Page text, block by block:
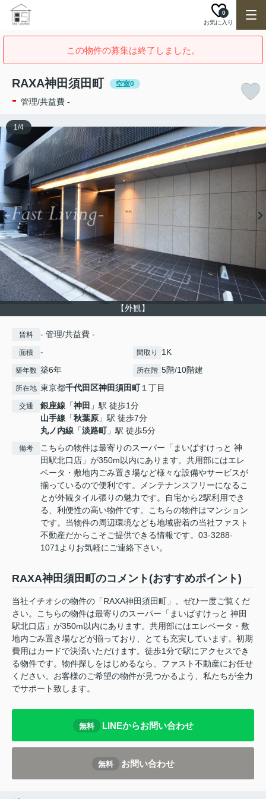
お気に入り
0
この物件の募集は終了しました。
RAXA神田須田町 空室0
- 管理/共益費 -
【外観】
1/4
賃料 - 管理/共益費 -
面積 - 間取り 1K
築年数 築6年 所在階 5階/10階建
所在地 東京都千代田区神田須田町１丁目
交通 銀座線 「神田 」駅 徒歩1分
山手線 「秋葉原 」駅 徒歩7分
丸ノ内線 「淡路町」駅 徒歩5分
備考
こちらの物件は最寄りのスーパー「まいばすけっと 神
田駅北口店」が350m以内にあります。共用部にはエレ
ベータ・敷地内ごみ置き場など様々な設備やサービスが
揃っているので便利です。メンテナンスフリーになるこ
とが外観タイル張りの魅力です。自宅から2駅利用でき
る、利便性の高い物件です。こちらの物件はマンション
です。当物件の周辺環境なども地域密着の当社ファスト
不動産だからこそご提供できる情報です。03-3288-
1071よりお気軽にご連絡下さい。
RAXA神田須田町のコメント(おすすめポイント)
当社イチオシの物件の「RAXA神田須田町」。ぜひ一度ご覧くだ
さい。こちらの物件は最寄りのスーパー「まいばすけっと 神田
駅北口店」が350m以内にあります。共用部にはエレベータ・敷
地内ごみ置き場などが揃っており、とても充実しています。初期
費用はカードで決済いただけます。徒歩1分で駅にアクセスでき
る物件です。物件探しをはじめるなら、ファスト不動産にお任せ
ください。お客様のご希望の物件が見つかるよう、私たちが全力
でサポート致します。
無料 LINEからお問い合わせ
無料 お問い合わせ